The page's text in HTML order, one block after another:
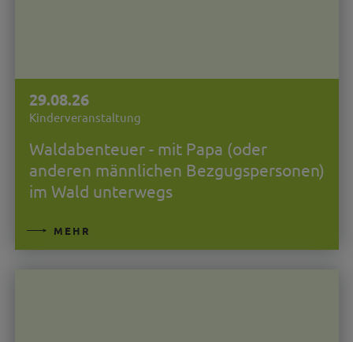
29.08.26
Kinderveranstaltung
Waldabenteuer - mit Papa (oder
anderen männlichen Bezgugspersonen)
im Wald unterwegs
MEHR